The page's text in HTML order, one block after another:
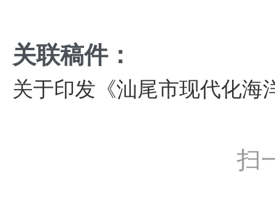
关联稿件：
关于印发《汕尾市现代化海
扫